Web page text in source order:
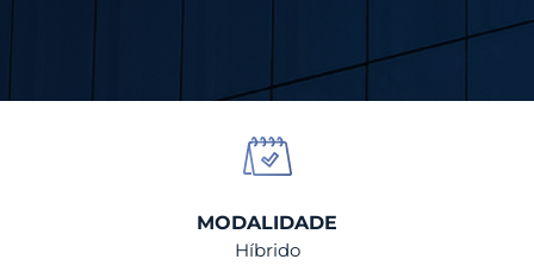
MODALIDADE
Híbrido